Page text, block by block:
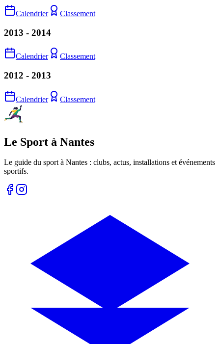
Calendrier Classement
2013 - 2014
Calendrier Classement
2012 - 2013
Calendrier Classement
Le Sport à Nantes
Le guide du sport à Nantes : clubs, actus, installations et événements
sportifs.